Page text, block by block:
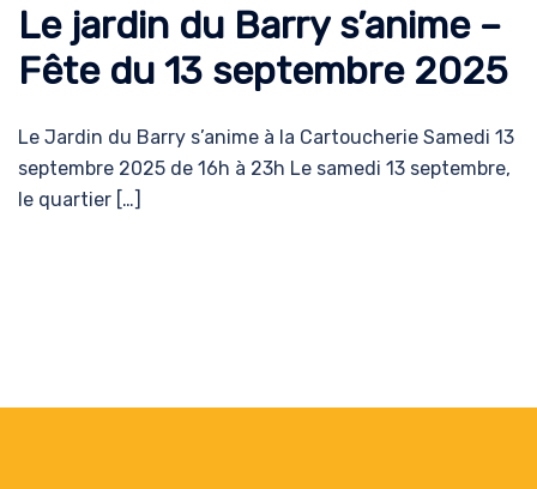
Le jardin du Barry s’anime –
Fête du 13 septembre 2025
Le Jardin du Barry s’anime à la Cartoucherie Samedi 13
septembre 2025 de 16h à 23h Le samedi 13 septembre,
le quartier […]